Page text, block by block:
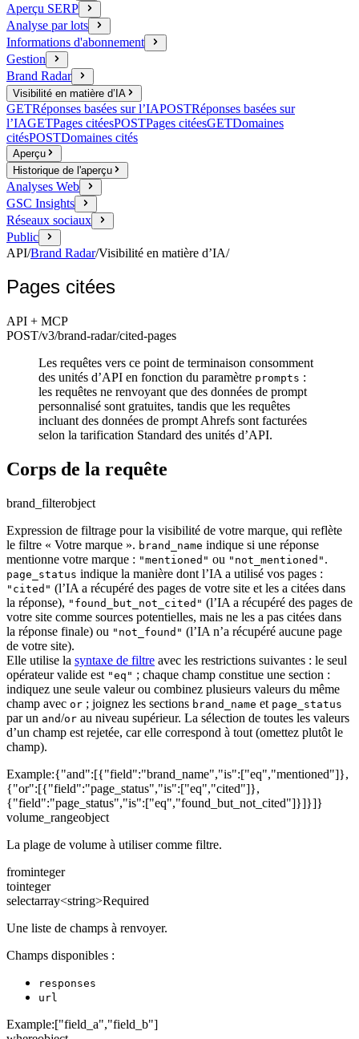
Aperçu SERP
Analyse par lots
Informations d'abonnement
Gestion
Brand Radar
Visibilité en matière d’IA
GETRéponses basées sur l’IAPOSTRéponses basées sur
l’IAGETPages citéesPOSTPages citéesGETDomaines
citésPOSTDomaines cités
Aperçu
Historique de l'aperçu
Analyses Web
GSC Insights
Réseaux sociaux
Public
API/Brand Radar/Visibilité en matière d’IA/
Pages citées
API + MCP
POST/v3/brand-radar/cited-pages
Les requêtes vers ce point de terminaison consomment
des unités d’API en fonction du paramètre prompts :
les requêtes ne renvoyant que des données de prompt
personnalisé sont gratuites, tandis que les requêtes
incluant des données de prompt Ahrefs sont facturées
selon la tarification Standard des unités d’API.
Corps de la requête
brand_filterobject
Expression de filtrage pour la visibilité de votre marque, qui reflète
le filtre « Votre marque ». brand_name indique si une réponse
mentionne votre marque : "mentioned" ou "not_mentioned" .
page_status indique la manière dont l’IA a utilisé vos pages :
"cited" (l’IA a récupéré des pages de votre site et les a citées dans
la réponse), "found_but_not_cited" (l’IA a récupéré des pages de
votre site comme sources potentielles, mais ne les a pas citées dans
la réponse finale) ou "not_found" (l’IA n’a récupéré aucune page
de votre site).
Elle utilise la syntaxe de filtre avec les restrictions suivantes : le seul
opérateur valide est "eq" ; chaque champ constitue une section :
indiquez une seule valeur ou combinez plusieurs valeurs du même
champ avec or ; joignez les sections brand_name et page_status
par un and/or au niveau supérieur. La sélection de toutes les valeurs
d’un champ est rejetée, car elle correspond à tout (omettez plutôt le
champ).
Example:{"and":[{"field":"brand_name","is":["eq","mentioned"]},
{"or":[{"field":"page_status","is":["eq","cited"]},
{"field":"page_status","is":["eq","found_but_not_cited"]}]}]}
volume_rangeobject
La plage de volume à utiliser comme filtre.
frominteger
tointeger
selectarray<string>Required
Une liste de champs à renvoyer.
Champs disponibles :
responses
url
Example:["field_a","field_b"]